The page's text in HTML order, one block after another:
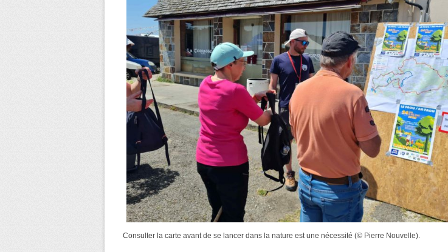
Consulter la carte avant de se lancer dans la nature est une nécessité (© Pierre Nouvelle).